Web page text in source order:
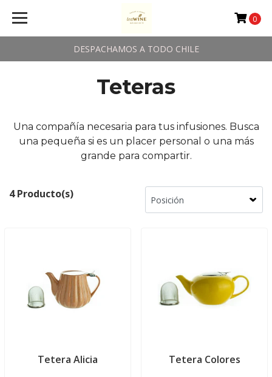
DESPACHAMOS A TODO CHILE
0
Teteras
Una compañía necesaria para tus infusiones. Busca
una pequeña si es un placer personal o una más
grande para compartir.
4 Producto(s)
Tetera Alicia Tetera Colores